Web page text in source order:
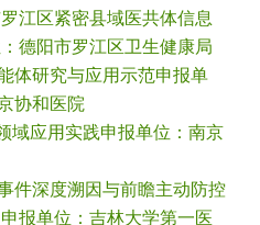
江区紧密县域医共体信息
德阳市罗江区卫生健康局
体研究与应用示范申报单
协和医院
域应用实践申报单位：南京
件深度溯因与前瞻主动防控
报单位：吉林大学第一医